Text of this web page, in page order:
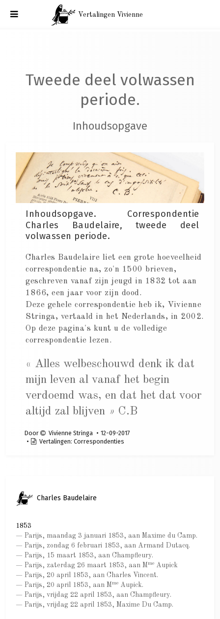
Vertalingen Vivienne
Tweede deel volwassen
periode.
Inhoudsopgave
Inhoudsopgave. Correspondentie
Charles Baudelaire, tweede deel
volwassen periode.
Charles Baudelaire liet een grote hoeveelheid
correspondentie na, zo'n 1500 brieven,
geschreven vanaf zijn jeugd in 1832 tot aan
1866, een jaar voor zijn dood.
Deze gehele correspondentie heb ik, Vivienne
Stringa, vertaald in het Nederlands, in 2002.
Op deze pagina's kunt u de volledige
correspondentie lezen.
« Alles welbeschouwd denk ik dat
mijn leven al vanaf het begin
verdoemd was, en dat het dat voor
altijd zal blijven » C.B
Door Vivienne Stringa
12-09-2017
Vertalingen:Correspondenties
Charles Baudelaire
1853
— Parijs, maandag 3 januari 1853, aan Maxime du Camp.
— Parijs, zondag 6 februari 1853, aan Armand Dutacq.
— Parijs, 15 maart 1853, aan Champfleury.
— Parijs, zaterdag 26 maart 1853, aan Mme Aupick
— Parijs, 20 april 1853, aan Charles Vincent.
— Parijs, 20 april 1853, aan Mme Aupick.
— Parijs, vrijdag 22 april 1853, aan Champfleury.
— Parijs, vrijdag 22 april 1853, Maxime Du Camp.